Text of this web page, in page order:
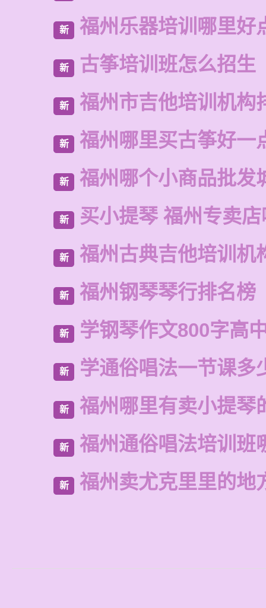
新 福州乐器培训哪里好
新 古筝培训班怎么招生
新 福州市吉他培训机构
新 福州哪里买古筝好一
新 福州哪个小商品批发
新 买小提琴 福州专卖
新 福州古典吉他培训机
新 福州钢琴琴行排名榜
新 学钢琴作文800字高
新 学通俗唱法一节课多
新 福州哪里有卖小提琴
新 福州通俗唱法培训班
新 福州卖尤克里里的地